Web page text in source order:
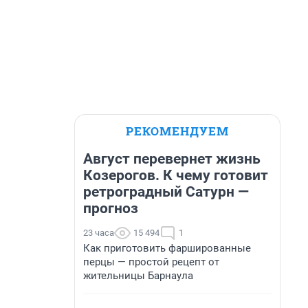
РЕКОМЕНДУЕМ
Август перевернет жизнь
Козерогов. К чему готовит
ретроградный Сатурн —
прогноз
23 часа 15 494 1
Как приготовить фаршированные
перцы — простой рецепт от
жительницы Барнаула